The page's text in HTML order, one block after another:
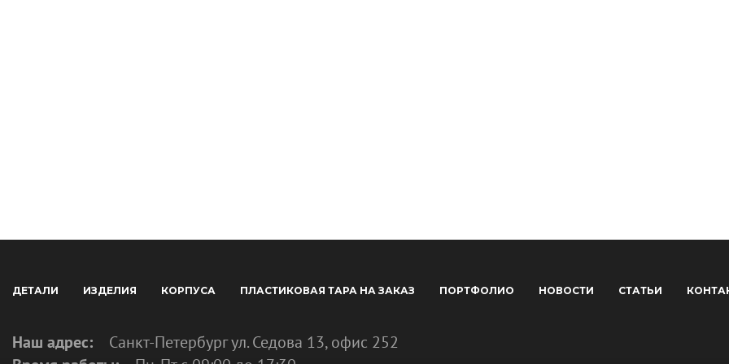
ДЕТАЛИ ИЗДЕЛИЯ КОРПУСА ПЛАСТИКОВАЯ ТАРА НА ЗАКАЗ ПОРТФОЛИО НОВОСТИ СТАТЬИ
Наш адрес:
Санкт-Петербург ул. Седова 13, офис 252